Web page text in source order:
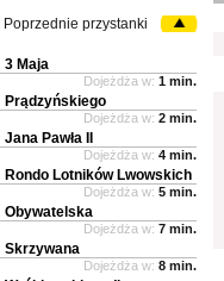
Poprzednie przystanki
3 Maja
Dojeżdża w: 1 min.
Prądzyńskiego
Dojeżdża w: 2 min.
Jana Pawła II
Dojeżdża w: 4 min.
Rondo Lotników Lwowskich
Dojeżdża w: 5 min.
Obywatelska
Dojeżdża w: 7 min.
Skrzywana
Dojeżdża w: 8 min.